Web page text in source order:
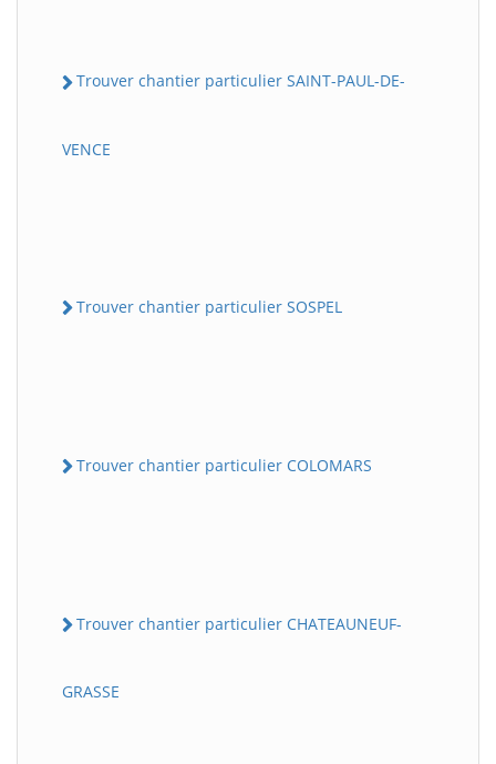
Trouver chantier particulier SAINT-PAUL-DE-
VENCE
Trouver chantier particulier SOSPEL
Trouver chantier particulier COLOMARS
Trouver chantier particulier CHATEAUNEUF-
GRASSE